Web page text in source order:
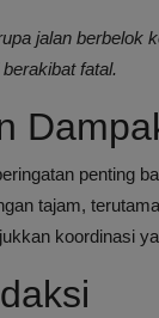
jalan berbelok
fatal.
penting
tajam,
koordinasi